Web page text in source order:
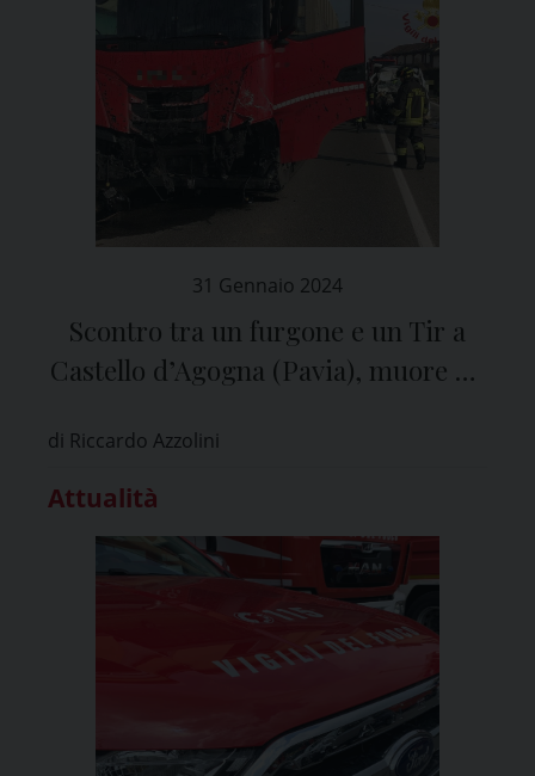
31 Gennaio 2024
Scontro tra un furgone e un Tir a
Castello d’Agogna (Pavia), muore un
di Riccardo Azzolini
Attualità